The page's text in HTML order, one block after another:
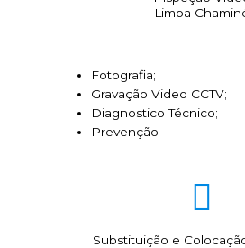
Limpa
Fotografia;
Gravação Video CCTV;
Diagnostico Técnico;
Prevenção
Substituição e